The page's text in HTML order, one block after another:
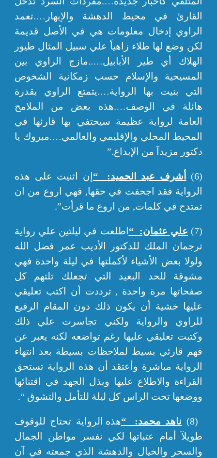
القارئ في محيط الدهشة والإبهار….تعمد
الراوي إدخال معلومات هي في الأصل قديمة
لكن وضع لها طلاء زاهياً علي سبيل المثال طيور
الهلاك أي طير الأبابيل…..مازج الراوي بين
المسيحية والإسلام حسب زمكانية الشخوص
التي بنيت بها الرواية….يتمتع الراوي بقدرة
هائلة في الوصف….هذه بعض من الملامح
العامة لرواية عظيمة سيحتفي بها قارئها في
المحيط المحلي والإقليمي والعالمي….مبروك يا
دكتور مزيدآ من الإبداع.”
(6) أشرف عبد الحميد: “ إن اثنيت على هذه
الرواية فقد اجحفت في حقها, فهي اروع من ان
تمتدح في كلمات, من اروع ما قرأت”.
(7) علي عثمان: “ اطلعت في ليلتين علي رواية
ترجمان الملك للدكتور الأديب عمر فضل الله
ولولا بعض الأشياء لأكملتها في ليلة واحدة فهي
مشوقة للحد البعيد التي تجعلك تلتهم كل
صفحاتها مرة واحدة , ترددت أن اكتب تعليقي
عليها خشية أن يكون ذلك دون المقام الرفيع
للراوي والرواية ولكني تجاسرت علي ذلك
وكتبت تعليقي عليها رغم تواضعه لكنه يعبر عن
فهم قارئي بسيط لملاحظات بسيطة بعد انتهاء
الرواية مباشرة وأعتقد أن هذه الرواية تستحق
القراءة والاطلاع عليها وبذل الجهد في اقتنائها
ووضعها تحت الراس كل ليلة للتأمل والتشوق “.
(8) ناهد محمد: “هذه الرواية تحتاج للوقوف
طويلآ أمام عتباتها لكي نفسر مواطن الجمال
والسحر والخيال والدهشة الذي جمعته في آن